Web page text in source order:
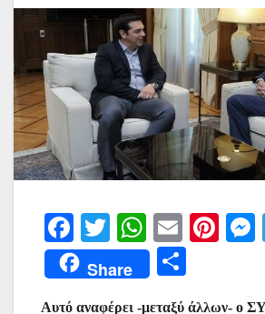
F
a
c
T
w
itt
W
h
at
E
m
ai
Pi
Share
Αυτό αναφέρει -μεταξύ άλλων- ο